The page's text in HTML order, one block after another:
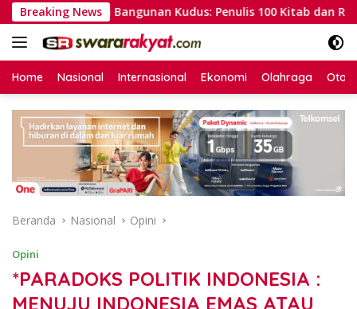
Langsung
ke
konten
Breaking News
Kuli Bangunan Kudus: Penulis 100 Kitab dan Raih MUI
Home Nasional Internasional Ekonomi Olahraga
Beranda Nasional Opini
Opini
*PARADOKS POLITIK INDONESIA :
MENUJU INDONESIA EMAS ATAU